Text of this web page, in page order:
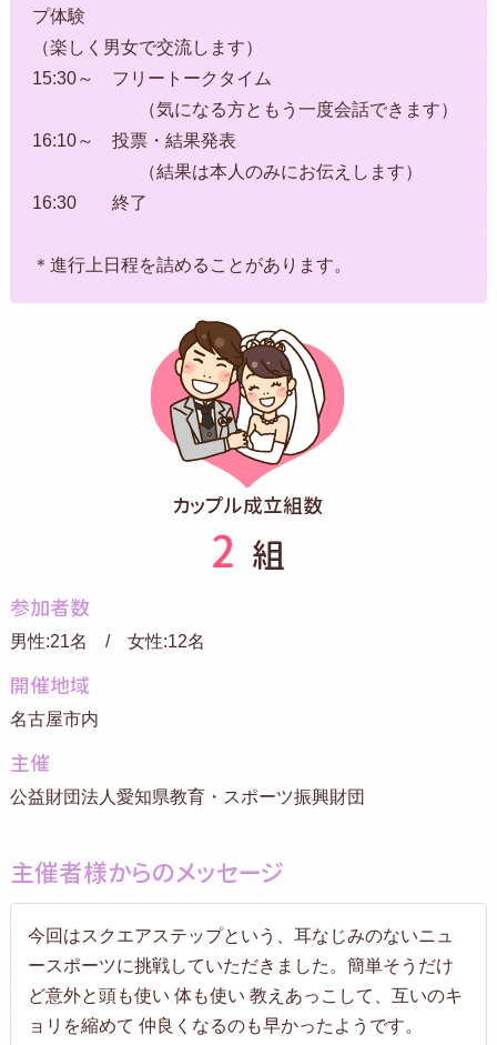
プ体験
（楽しく男女で交流します）
15:30～ フリートークタイム
（気になる方ともう一度会話できます）
16:10～ 投票・結果発表
（結果は本人のみにお伝えします）
16:30 終了
＊進行上日程を詰めることがあります。
カップル成立組数
2 組
参加者数
男性:21名 / 女性:12名
開催地域
名古屋市内
主催
公益財団法人愛知県教育・スポーツ振興財団
主催者様からのメッセージ
今回はスクエアステップという、耳なじみのないニュ
ースポーツに挑戦していただきました。簡単そうだけ
ど意外と頭も使い 体も使い 教えあっこして、互いのキ
ョリを縮めて 仲良くなるのも早かったようです。